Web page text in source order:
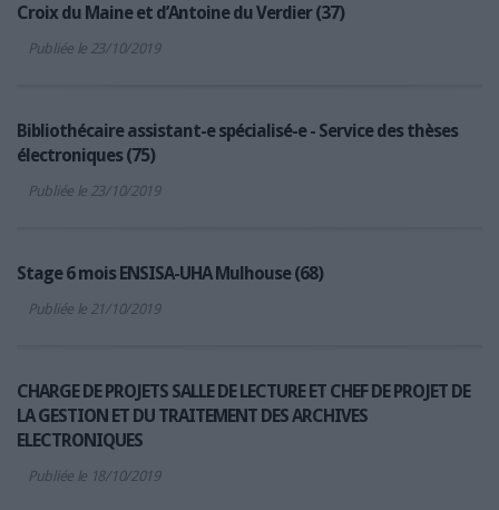
Croix du Maine et d’Antoine du Verdier (37)
Publiée le 23/10/2019
Bibliothécaire assistant-e spécialisé-e - Service des thèses
électroniques (75)
Publiée le 23/10/2019
Stage 6 mois ENSISA-UHA Mulhouse (68)
Publiée le 21/10/2019
CHARGE DE PROJETS SALLE DE LECTURE ET CHEF DE PROJET DE
LA GESTION ET DU TRAITEMENT DES ARCHIVES
ELECTRONIQUES
Publiée le 18/10/2019